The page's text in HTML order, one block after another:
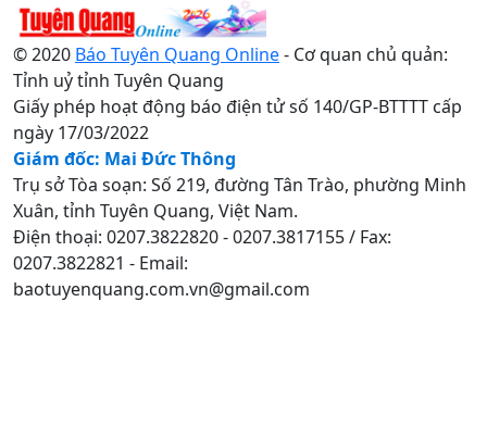
© 2020 Báo Tuyên Quang Online- Cơ quan chủ quản:
Tỉnh uỷ tỉnh Tuyên Quang
Giấy phép hoạt động báo điện tử số 140/GP-BTTTT cấp
ngày 17/03/2022
Giám đốc: Mai Đức Thông
Trụ sở Tòa soạn: Số 219, đường Tân Trào, phường Minh
Xuân, tỉnh Tuyên Quang, Việt Nam.
Điện thoại: 0207.3822820 - 0207.3817155 / Fax:
0207.3822821 - Email:
baotuyenquang.com.vn@gmail.com